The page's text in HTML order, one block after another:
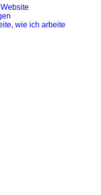
wie ich arbeite